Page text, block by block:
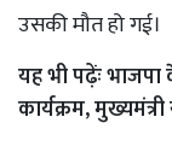
उसकी मौत हो गई।
यह भी पढ़ेंःभाजपा
कार्यक्रम,